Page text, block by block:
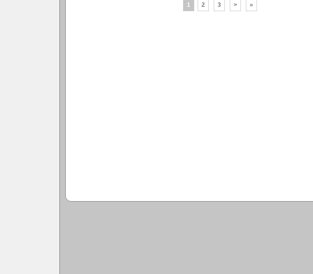
1 2 3 > »